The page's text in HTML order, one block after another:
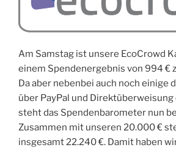
Am Samstag ist unsere EcoCrowd
einem Spendenergebnis von 994 €
Da aber nebenbei auch noch einige
über PayPal und
steht das Spendenbarometer nun
Zusammen mit unseren 20.000 €
insgesamt 22.240 €. Damit haben